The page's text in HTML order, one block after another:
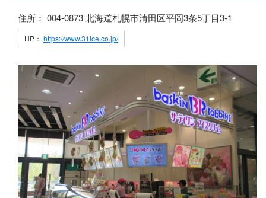
住所： 004-0873 北海道札幌市清田区平岡3条5丁目3-1
HP： https://www.31ice.co.jp/